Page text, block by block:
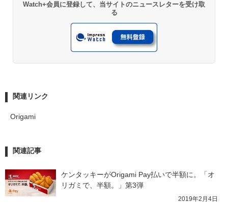
Watch+会員に登録して、当サイトのニュースレターを受け取
る
関連リンク
Origami
関連記事
ケンタッキーがOrigami Pay払いで半額に。「オ
リガミで、半額。」第3弾
2019年2月4日